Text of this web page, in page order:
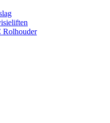
Rolhouder